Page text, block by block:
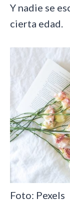
Y nadie se
cierta edad.
Foto: Pexels